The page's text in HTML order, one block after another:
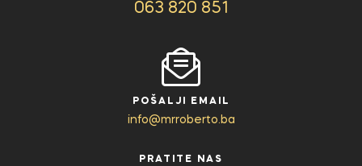
063 820 851
POŠALJI EMAIL
info@mrroberto.ba
PRATITE NAS